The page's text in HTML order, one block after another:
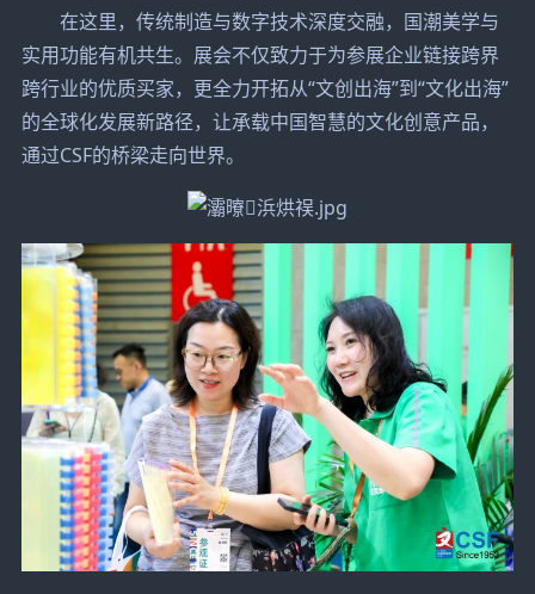
在这里，传统制造与数字技术深度交融，国潮美学与
实用功能有机共生。展会不仅致力于为参展企业链接跨界
跨行业的优质买家，更全力开拓从“文创出海”到“文化出海”
的全球化发展新路径，让承载中国智慧的文化创意产品，
通过CSF的桥梁走向世界。